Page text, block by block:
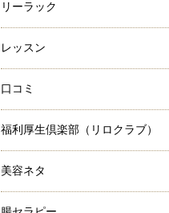
リーラック
レッスン
口コミ
福利厚生倶楽部（リロクラブ）
美容ネタ